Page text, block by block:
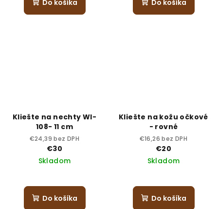
Do košíka Do košíka
Kliešte na nechty WI-
108- 11 cm
€24,39 bez DPH
€30
Skladom
Do košíka
Kliešte na kožu očkové
- rovné
€16,26 bez DPH
€20
Skladom
Do košíka